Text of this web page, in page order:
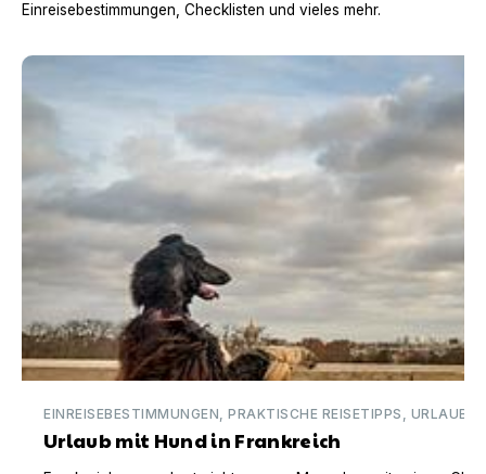
Einreisebestimmungen, Checklisten und vieles mehr.
Urlaub mit Hund in Frankreich
EINREISEBESTIMMUNGEN, PRAKTISCHE REISETIPPS,
Urlaub mit Hund in Frankreich